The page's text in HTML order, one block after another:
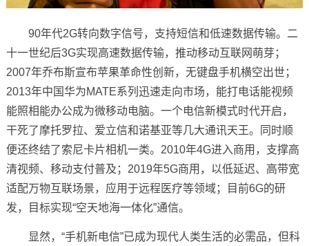
90年代2G转向数字信号，支持短信和低速数据传输。二
十一世纪后3G实现高速数据传输，推动移动互联网萌芽；
2007年乔布斯宣布苹果革命性创新，无键盘手机横空出世；
2013年中国华为MATE系列迅速走向市场，能打电话能视频
能照相能办公成为微移动电脑。一个电信新模式时代开启，
干死了摩托罗拉、爱立信和诺基亚等几大通讯天王。同时顺
便还终结了索尼卡片相机一类。2010年4G进入商用，支撑高
清视频、移动支付普及；2019年5G商用，以低延迟、高带宽
适配万物互联场景，应用于远程医疗等领域；目前6G的研
发，目标实现“空天地海一体化”通信。
显然，“手机新电信”已成为现代人类生活的必需品，但科